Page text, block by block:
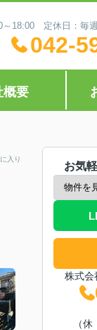
～18:00 定休日：毎
042-
概要
入り
お気
株式会
（